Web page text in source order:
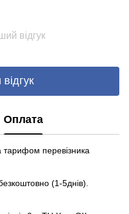
відгук
Оплата
перевізника
(1-5днів).